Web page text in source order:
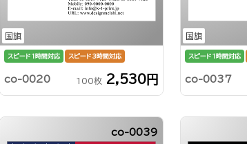
国旗
スピード1時間対応 スピード3時間対応
co-0020 100枚 2,530円
国旗
スピード1時間対応
co-0037
co-0039